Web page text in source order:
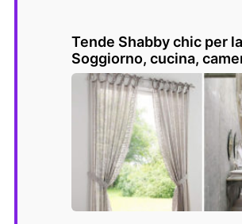
Tende Shabby chic per
Soggiorno, cucina,